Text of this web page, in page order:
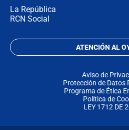
La República
RCN Social
ATENCIÓN AL
Aviso de
Protección de Datos
Programa de Ética
Política de
LEY 1712 DE